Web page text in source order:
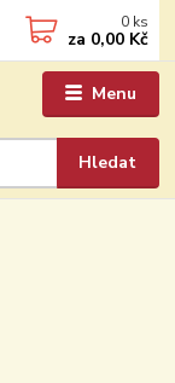
Menu
Hledat
0 ks
za 0,00 Kč